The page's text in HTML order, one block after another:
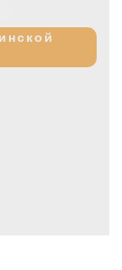
запись: